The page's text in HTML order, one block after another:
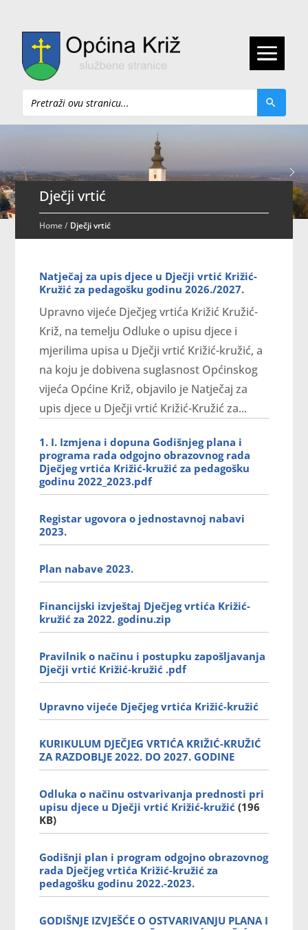
Pretraži
Dječji vrtić
Home/ Dječji vrtić
Natječaj za upis djece u Dječji vrtić Križić-
Kružić za pedagošku godinu 2026./2027.
Upravno vijeće Dječjeg vrtića Križić Kružić-
Križ, na temelju Odluke o upisu djece i
mjerilima upisa u Dječji vrtić Križić-kružić, a
na koju je dobivena suglasnost Općinskog
vijeća Općine Križ, objavilo je Natječaj za
upis djece u Dječji vrtić Križić-Kružić za...
1. I. Izmjena i dopuna Godišnjeg plana i
programa rada odgojno obrazovnog rada
Dječjeg vrtića Križić-kružić za pedagošku
godinu 2022_2023.pdf
Registar ugovora o jednostavnoj nabavi
2023.
Plan nabave 2023.
Financijski izvještaj Dječjeg vrtića Križić-
kružić za 2022. godinu.zip
Pravilnik o načinu i postupku zapošljavanja
Dječji vrtić Križić-kružić .pdf
Upravno vijeće Dječjeg vrtića Križić-kružić
KURIKULUM DJEČJEG VRTIĆA KRIŽIĆ-KRUŽIĆ
ZA RAZDOBLJE 2022. DO 2027. GODINE
Odluka o načinu ostvarivanja prednosti pri
upisu djece u Dječji vrtić Križić-kružić(196
KB)
Godišnji plan i program odgojno obrazovnog
rada Dječjeg vrtića Križić-kružić za
pedagošku godinu 2022.-2023.
GODIŠNJE IZVJEŠĆE O OSTVARIVANJU PLANA I